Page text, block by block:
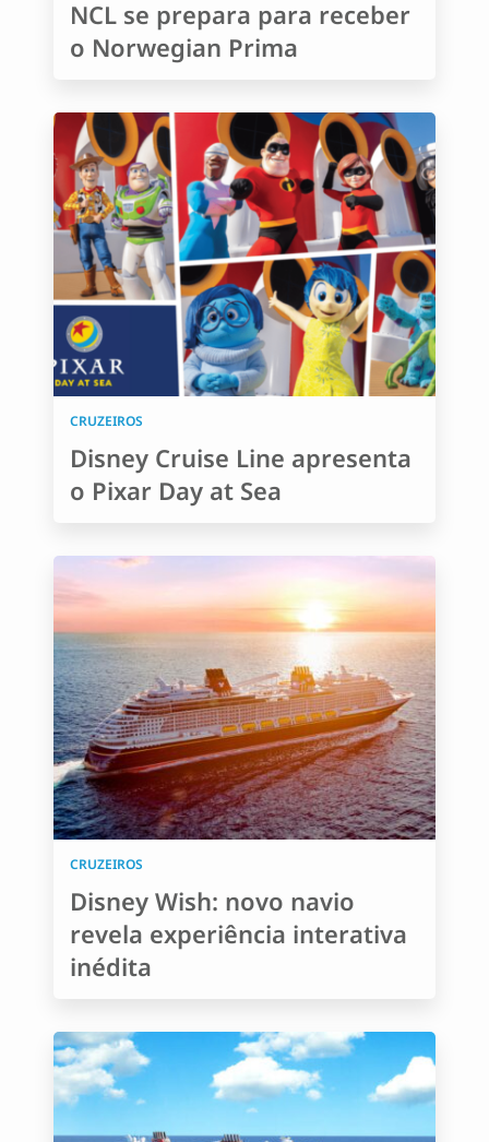
NCL se prepara para receber
o Norwegian Prima
CRUZEIROS
Disney Cruise Line apresenta
o Pixar Day at Sea
CRUZEIROS
Disney Wish: novo navio
revela experiência interativa
inédita